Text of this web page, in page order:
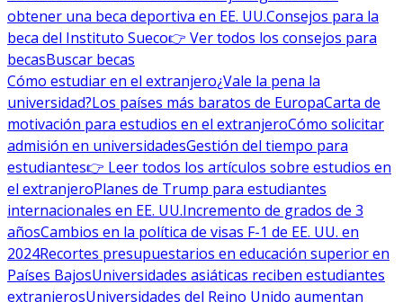
obtener una beca deportiva en EE. UU.Consejos para la
beca del Instituto Sueco👉 Ver todos los consejos para
becasBuscar becas
Cómo estudiar en el extranjero¿Vale la pena la
universidad?Los países más baratos de EuropaCarta de
motivación para estudios en el extranjeroCómo solicitar
admisión en universidadesGestión del tiempo para
estudiantes👉 Leer todos los artículos sobre estudios en
el extranjeroPlanes de Trump para estudiantes
internacionales en EE. UU.Incremento de grados de 3
añosCambios en la política de visas F-1 de EE. UU. en
2024Recortes presupuestarios en educación superior en
Países BajosUniversidades asiáticas reciben estudiantes
extranjerosUniversidades del Reino Unido aumentan